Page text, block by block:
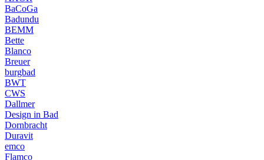
BaCoGa
Badundu
BEMM
Bette
Blanco
Breuer
burgbad
BWT
CWS
Dallmer
Design in Bad
Dornbracht
Duravit
emco
Flamco